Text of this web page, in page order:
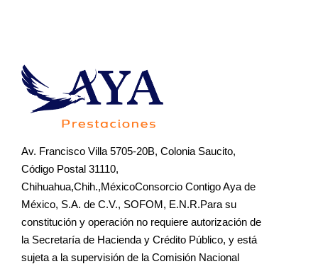
Av. Francisco Villa 5705-20B, Colonia Saucito,
Código Postal 31110,
Chihuahua,Chih.,MéxicoConsorcio Contigo Aya de
México, S.A. de C.V., SOFOM, E.N.R.Para su
constitución y operación no requiere autorización de
la Secretaría de Hacienda y Crédito Público, y está
sujeta a la supervisión de la Comisión Nacional